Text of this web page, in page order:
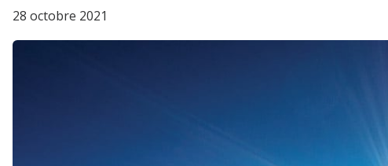
28 octobre 2021